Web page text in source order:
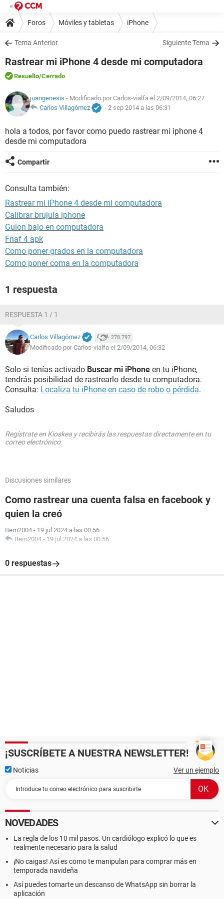
Foros Móviles y tabletas iPhone
Tema Anterior Siguiente Tema
Rastrear mi iPhone 4 desde mi computadora
Resuelto/Cerrado
juangenesis - Modificado por Carlos-vialfa el 2/09/2014, 06:27
Carlos Villagómez
- 2 sep 2014 a las 06:31
hola a todos, por favor como puedo rastrear mi iphone 4
desde mi computadora
Compartir
Consulta también:
Rastrear mi iPhone 4 desde mi computadora
Calibrar brujula iphone
Guion bajo en computadora
Fnaf 4 apk
Como poner grados en la computadora
Como poner coma en la computadora
1 respuesta
RESPUESTA 1 / 1
Carlos Villagómez 278.797
Modificado por Carlos-vialfa el 2/09/2014, 06:32
Solo si tenías activado Buscar mi iPhone en tu iPhone,
tendrás posibilidad de rastrearlo desde tu computadora.
Consulta: Localiza tu iPhone en caso de robo o pérdida.
Saludos
Regístrate en Kioskea y recibirás las respuestas directamente en tu
correo electrónico
Discusiones similares
Como rastrear una cuenta falsa en facebook y
quien la creó
Bem2004 - 19 jul 2024 a las 00:56
Bem2004 - 19 jul 2024 a las 00:56
0 respuestas
¡SUSCRÍBETE A NUESTRA NEWSLETTER!
Noticias Ver un ejemplo
NOVEDADES
La regla de los 10 mil pasos. Un cardiólogo explicó lo que es
realmente necesario para la salud
¡No caigas! Así es como te manipulan para comprar más en
temporada navideña
Así puedes tomarte un descanso de WhatsApp sin borrar la
aplicación